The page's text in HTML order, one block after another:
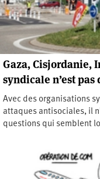
Gaza, Cisjordanie,
syndicale n’est pas
Avec des organisations
attaques antisociales, il
questions qui semblent